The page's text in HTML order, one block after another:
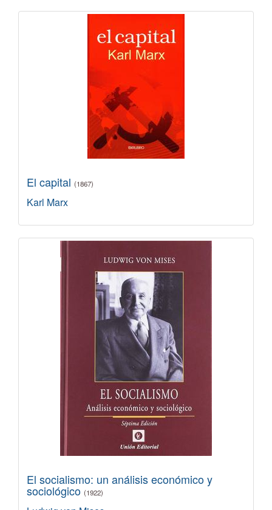
El capital (1867)
Karl Marx
El socialismo: un análisis económico y
sociológico (1922)